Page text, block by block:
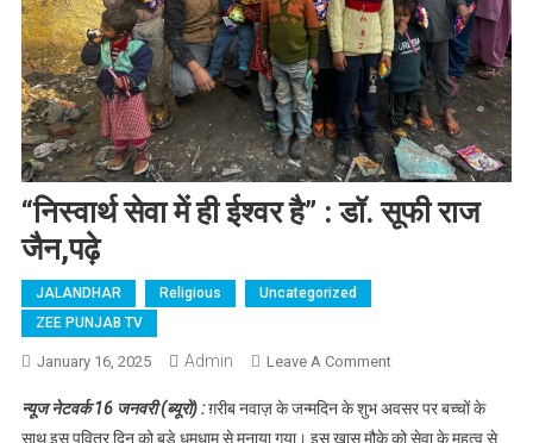
“निस्वार्थ सेवा में ही ईश्वर है” : डॉ. सूफी राज
जैन,पढ़े
JALANDHAR Religious
Uncategorized
ZEE PUNJAB TV
January 16, 2025 Admin Leave A CommentOn “निस्वार्थ सेवा में ही
राज जैन,पढ़े
न्यूज नेटवर्क 16 जनवरी (ब्यूरो) :ग़रीब नवाज़ के जन्मदिन के शुभ अवसर पर बच्चों के
साथ इस पवित्र दिन को बड़े धूमधाम से मनाया गया। इस खास मौके को सेवा के महत्व से